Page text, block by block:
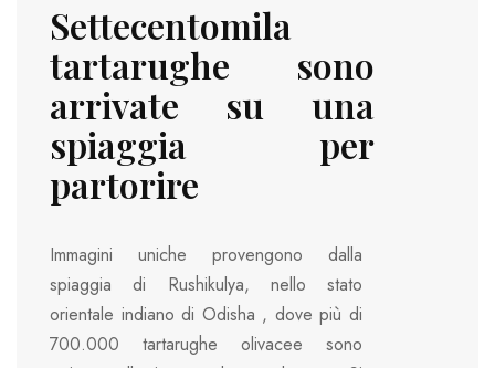
Settecentomila
tartarughe sono
arrivate su una
spiaggia per
partorire
Immagini uniche provengono dalla
spiaggia di Rushikulya, nello stato
orientale indiano di Odisha , dove più di
700.000 tartarughe olivacee sono